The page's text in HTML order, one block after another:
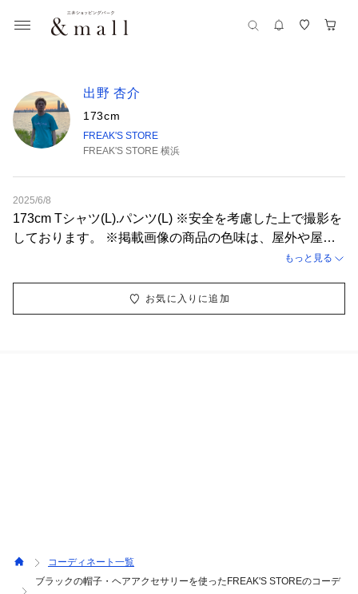
出野 杏介
173cm
FREAK'S STORE
FREAK'S STORE 横浜
2025/6/8
173cm Tシャツ(L).パンツ(L) ※安全を考慮した上で撮影を
しております。 ※掲載画像の商品の色味は、屋外や屋内
の光の照射や角度により実物と色味が異なる場合がござい
もっと見る
お気に入りに追加
コーディネート一覧
ブラックの帽子・ヘアアクセサリーを使ったFREAK'S STOREのコーデ